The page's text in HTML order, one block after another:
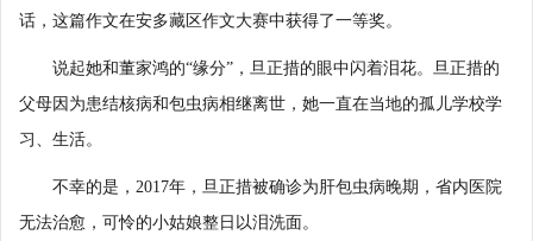
话，这篇作文在安多藏区作文大赛中获得了一等奖。
说起她和董家鸿的“缘分”，旦正措的眼中闪着泪花。旦正措的
父母因为患结核病和包虫病相继离世，她一直在当地的孤儿学校学
习、生活。
不幸的是，2017年，旦正措被确诊为肝包虫病晚期，省内医院
无法治愈，可怜的小姑娘整日以泪洗面。